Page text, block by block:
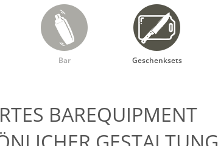
Bar Geschenksets
BAREQUIPMENT